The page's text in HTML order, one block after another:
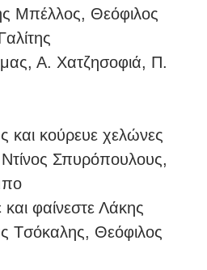
Mπέλλος, Θεόφιλος
Α. Χατζησοφιά, Π.
και κούρευε χελώνες
Σπυρόπουλους,
φαίνεστε Λάκης
Tσόκαλης, Θεόφιλος